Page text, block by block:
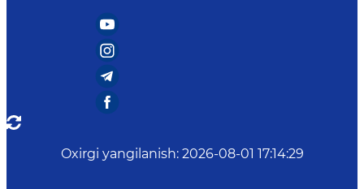
Oxirgi yangilanish: 2026-08-01 17:14:29